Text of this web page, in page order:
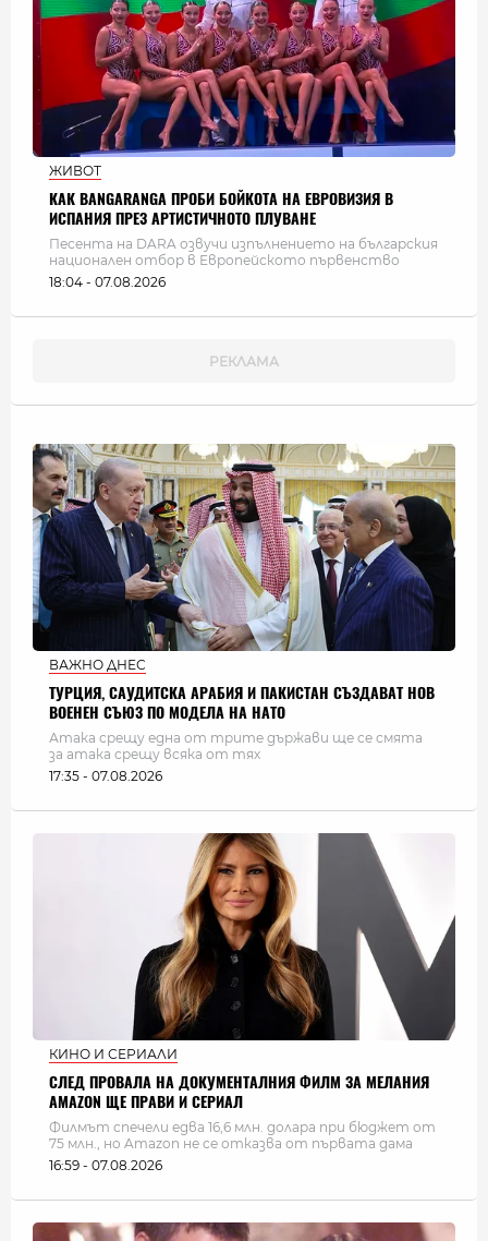
ЖИВОТ
КАК BANGARANGA ПРОБИ БОЙКОТА НА ЕВРОВИЗИЯ В
ИСПАНИЯ ПРЕЗ АРТИСТИЧНОТО ПЛУВАНЕ
Песента на DARA озвучи изпълнението на българския
национален отбор в Европейското първенство
18:04 - 07.08.2026
ВАЖНО ДНЕС
ТУРЦИЯ, САУДИТСКА АРАБИЯ И ПАКИСТАН СЪЗДАВАТ НОВ
ВОЕНЕН СЪЮЗ ПО МОДЕЛА НА НАТО
Атака срещу една от трите държави ще се смята
за атака срещу всяка от тях
17:35 - 07.08.2026
КИНО И СЕРИАЛИ
СЛЕД ПРОВАЛА НА ДОКУМЕНТАЛНИЯ ФИЛМ ЗА МЕЛАНИЯ
AMAZON ЩЕ ПРАВИ И СЕРИАЛ
Филмът спечели едва 16,6 млн. долара при бюджет от
75 млн., но Amazon не се отказва от първата дама
16:59 - 07.08.2026